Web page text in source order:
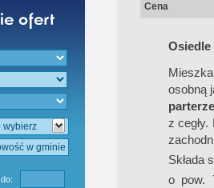
do:
Cena
Osiedle
osobną
parterze
z
Składa
o pow.